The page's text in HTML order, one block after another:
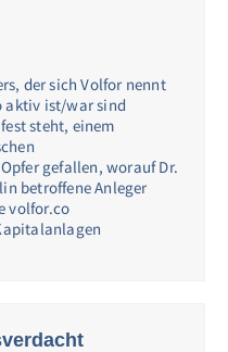
der sich Volfor nennt
aktiv ist/war sind
steht, einem
gefallen, worauf Dr.
betroffene Anleger
volfor.co